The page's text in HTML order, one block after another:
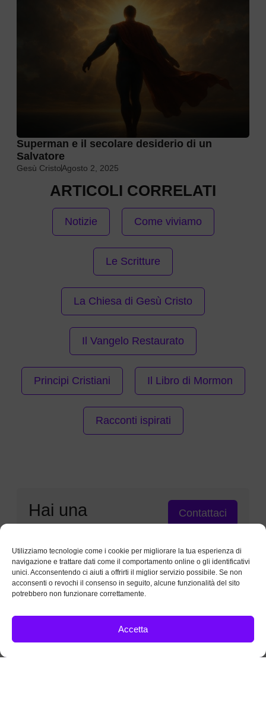
Utilizziamo tecnologie come i cookie per migliorare la tua esperienza di
navigazione e trattare dati come il comportamento online o gli identificativi
unici. Acconsentendo ci aiuti a offrirti il miglior servizio possibile. Se non
acconsenti o revochi il consenso in seguito, alcune funzionalità del sito
potrebbero non funzionare correttamente.
Accetta
Superman e il secolare desiderio di un
Salvatore
Gesù CristoAgosto 2, 2025
ARTICOLI CORRELATI
Notizie Come viviamo
Le Scritture
La Chiesa di Gesù Cristo
Il Vangelo Restaurato
Principi Cristiani Il Libro di Mormon
Racconti ispirati
Hai una
Contattaci